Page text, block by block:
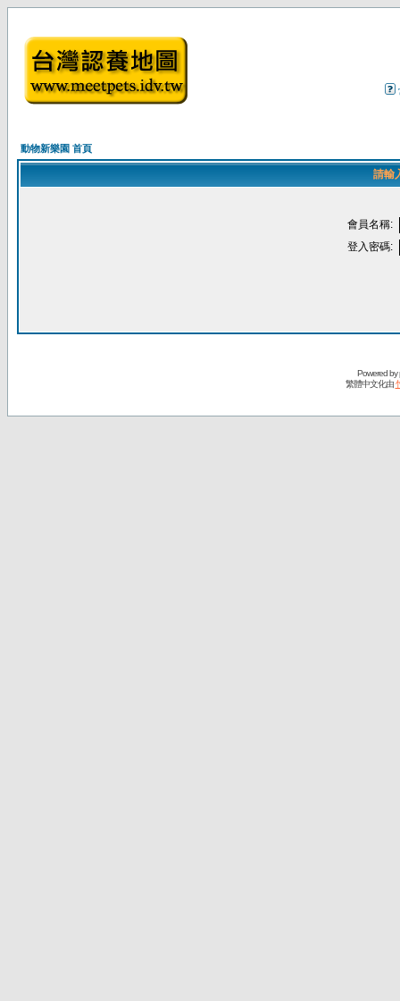
動物新樂園 首頁
請輸
會員名稱:
登入密碼:
Powered by
繁體中文化由